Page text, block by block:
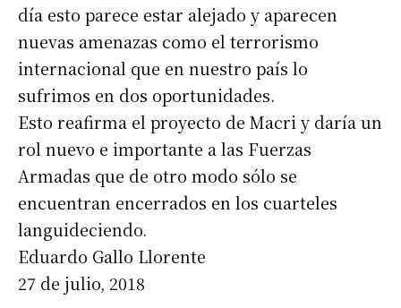
Suscribirme gratis
Dirección de correo electrónico *
Nombre
Apellidos
día esto parece estar alejado y aparecen
nuevas amenazas como el terrorismo
internacional que en nuestro país lo
sufrimos en dos oportunidades.
Esto reafirma el proyecto de Macri y daría un
rol nuevo e importante a las Fuerzas
Armadas que de otro modo sólo se
encuentran encerrados en los cuarteles
languideciendo.
Eduardo Gallo Llorente
27 de julio, 2018